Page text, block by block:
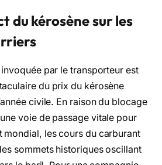
du kérosène sur les
par le transporteur est
du prix du kérosène
civile. En raison du blocage
voie de passage vitale pour
mondial, les cours du carburant
sommets historiques oscillant